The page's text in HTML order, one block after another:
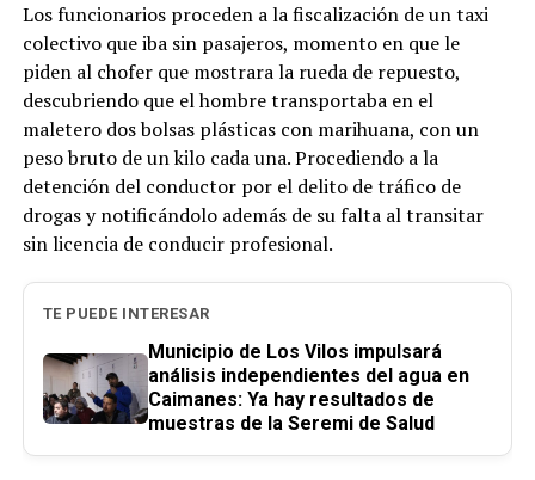
Los funcionarios proceden a la fiscalización de un taxi
colectivo que iba sin pasajeros, momento en que le
piden al chofer que mostrara la rueda de repuesto,
descubriendo que el hombre transportaba en el
maletero dos bolsas plásticas con marihuana, con un
peso bruto de un kilo cada una. Procediendo a la
detención del conductor por el delito de tráfico de
drogas y notificándolo además de su falta al transitar
sin licencia de conducir profesional.
TE PUEDE INTERESAR
Municipio de Los Vilos impulsará
análisis independientes del agua en
Caimanes: Ya hay resultados de
muestras de la Seremi de Salud